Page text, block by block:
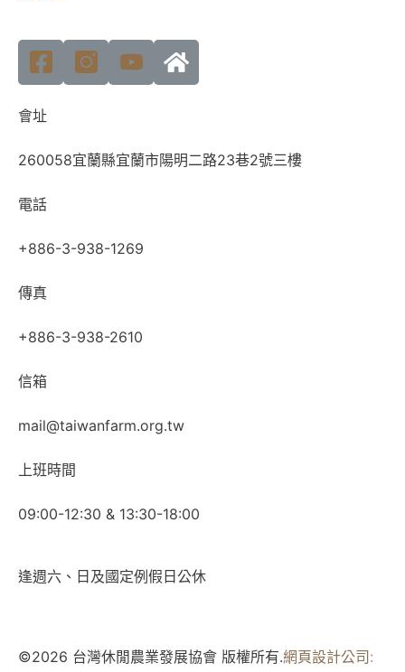
會址
260058宜蘭縣宜蘭市陽明二路23巷2號三樓
電話
+886-3-938-1269
傳真
+886-3-938-2610
信箱
mail@taiwanfarm.org.tw
上班時間
09:00-12:30 & 13:30-18:00
逢週六、日及國定例假日公休
©2026 台灣休閒農業發展協會 版權所有.網頁設計公司: